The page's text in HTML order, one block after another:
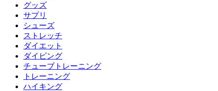
グッズ
サプリ
シューズ
ストレッチ
ダイエット
ダイビング
チューブトレーニング
トレーニング
ハイキング